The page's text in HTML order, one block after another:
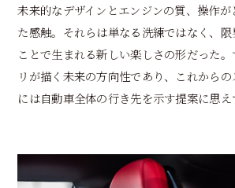
未来的なデザインとエンジンの質、操作
た感触。それらは単なる洗練ではなく、
ことで生まれる新しい楽しさの形だった
リが描く未来の方向性であり、これから
には自動車全体の行き先を示す提案に思え